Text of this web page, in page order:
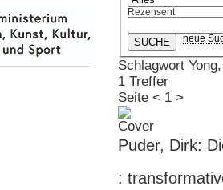
Rezensent
neue
Schlagwort
1 Treffer
Seite < 1 >
Puder, Dirk:
: